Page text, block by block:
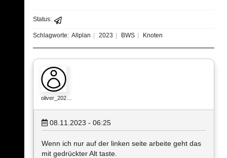
Status:
Schlagworte: Allplan 2023 BWS Knoten
oliver_202…
08.11.2023 - 06:25
Wenn ich nur auf der linken seite arbeite geht das
mit gedrückter Alt taste.